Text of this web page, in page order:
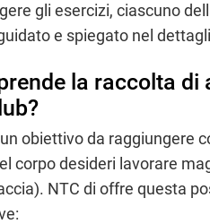
gli esercizi, ciascuno
e spiegato nel
la raccolta di
obiettivo da raggiungere
corpo desideri lavorare
NTC di offre questa